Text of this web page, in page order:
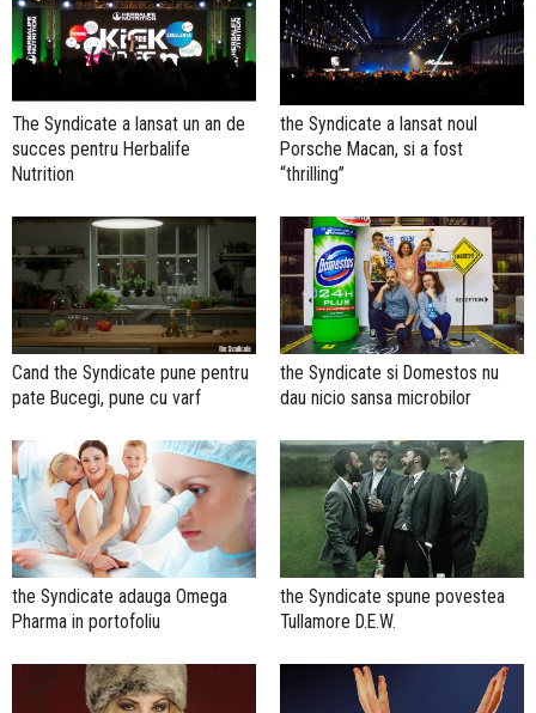
The Syndicate a lansat un an de
succes pentru Herbalife
Nutrition
the Syndicate a lansat noul
Porsche Macan, si a fost
“thrilling”
Cand the Syndicate pune pentru
pate Bucegi, pune cu varf
the Syndicate si Domestos nu
dau nicio sansa microbilor
the Syndicate adauga Omega
Pharma in portofoliu
the Syndicate spune povestea
Tullamore D.E.W.